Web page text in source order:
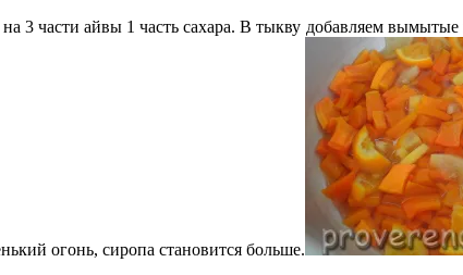
3 части айвы 1 часть сахара. В тыкву добавляем
огонь, сиропа становится больше.